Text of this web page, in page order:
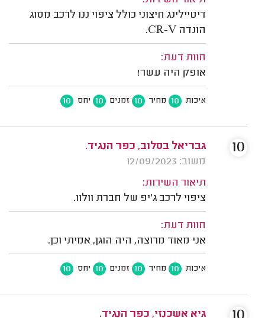
דיטיילינג חיצוני כולל ציפוי ננו לרכב מסוג
הונדה CR-V.
חוות דעת:
אופק היה עשר!
איכות 10 מחיר 10 זמנים 10 יחס 10
גבריאל בסלוב, כפר הנגיד.
משוב: 12/09/2023
תיאור השירות:
ציפוי לרכב ג'יפ של חברת וולוו.
חוות דעת:
אני מאוד מרוצה, היה הוגן, אמיתי וכן.
איכות 10 מחיר 10 זמנים 10 יחס 10
10
גיא אשכנזי, כפר הנגיד.